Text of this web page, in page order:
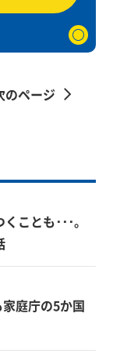
のページ
ことも･･･。
庭庁の5か国